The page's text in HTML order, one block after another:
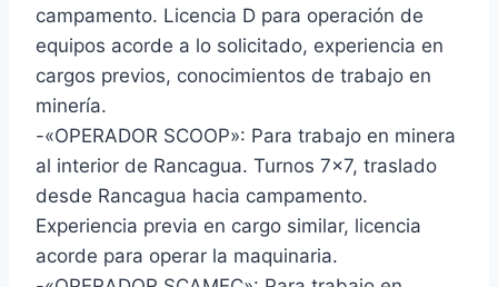
campamento. Licencia D para operación de
equipos acorde a lo solicitado, experiencia en
cargos previos, conocimientos de trabajo en
minería.
-«OPERADOR SCOOP»: Para trabajo en minera
al interior de Rancagua. Turnos 7×7, traslado
desde Rancagua hacia campamento.
Experiencia previa en cargo similar, licencia
acorde para operar la maquinaria.